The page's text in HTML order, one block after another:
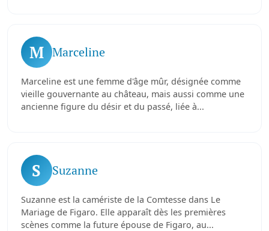
M Marceline
Marceline est une femme d'âge mûr, désignée comme
vieille gouvernante au château, mais aussi comme une
ancienne figure du désir et du passé, liée à...
S Suzanne
Suzanne est la camériste de la Comtesse dans Le
Mariage de Figaro. Elle apparaît dès les premières
scènes comme la future épouse de Figaro, au...